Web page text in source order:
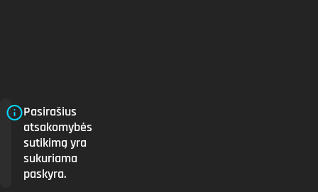
Pasirašius
atsakomybės
sutikimą yra
sukuriama
paskyra.